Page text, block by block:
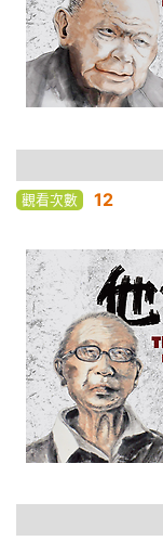
觀看次數 12